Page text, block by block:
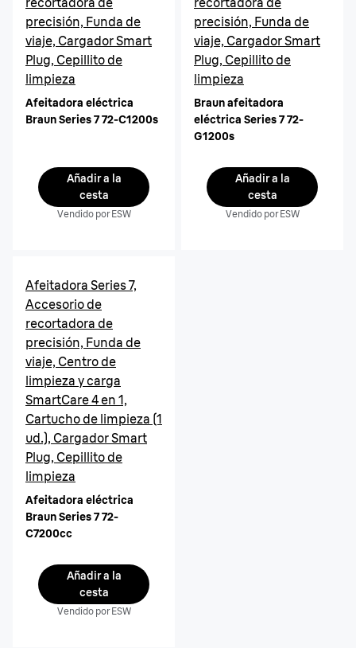
precisión, Funda de
viaje, Cargador Smart
Plug, Cepillito de
limpieza
Afeitadora eléctrica
Braun Series 7 72-C1200s
Añadir a la
cesta
Vendido por ESW
precisión, Funda de
viaje, Cargador Smart
Plug, Cepillito de
limpieza
Braun afeitadora
eléctrica Series 7 72-
G1200s
Añadir a la
cesta
Vendido por ESW
Afeitadora Series 7,
Accesorio de
recortadora de
precisión, Funda de
viaje, Centro de
limpieza y carga
SmartCare 4 en 1,
Cartucho de limpieza (1
ud.), Cargador Smart
Plug, Cepillito de
limpieza
Afeitadora eléctrica
Braun Series 7 72-
C7200cc
Añadir a la
cesta
Vendido por ESW